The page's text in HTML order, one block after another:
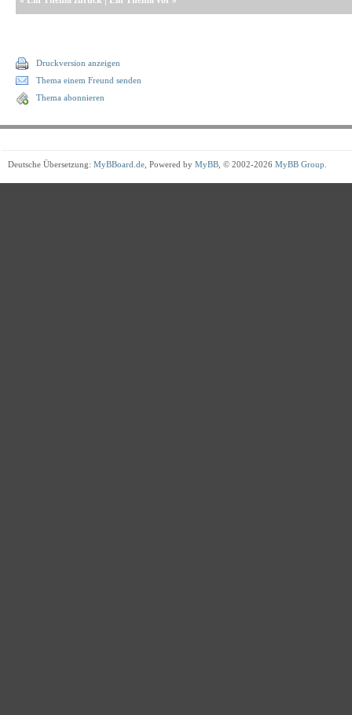
Druckversion anzeigen
Thema einem Freund senden
Thema abonnieren
Deutsche Übersetzung: MyBBoard.de , Powered by MyBB , © 2002-2026 MyBB Group